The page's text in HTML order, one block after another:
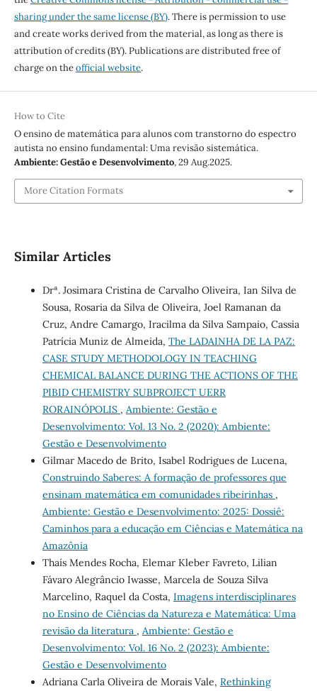
sharing under the same license (BY). There is permission to use
and create works derived from the material, as long as there is
attribution of credits (BY). Publications are distributed free of
charge on theofficial website.
How to Cite
O ensino de matemática para alunos com transtorno do espectro
autista no ensino fundamental: Uma revisão sistemática.
Ambiente: Gestão e Desenvolvimento, 29 Aug.2025.
More Citation Formats
Similar Articles
Drª. Josimara Cristina de Carvalho Oliveira, Ian Silva de
Sousa, Rosaria da Silva de Oliveira, Joel Ramanan da
Cruz, Andre Camargo, Iracilma da Silva Sampaio, Cassia
Patrícia Muniz de Almeida, The LADAINHA DE LA PAZ:
CASE STUDY METHODOLOGY IN TEACHING
CHEMICAL BALANCE DURING THE ACTIONS OF THE
PIBID CHEMISTRY SUBPROJECT UERR
RORAINÓPOLIS , Ambiente: Gestão e
Desenvolvimento: Vol. 13 No. 2 (2020): Ambiente:
Gestão e Desenvolvimento
Gilmar Macedo de Brito, Isabel Rodrigues de Lucena,
Construindo Saberes: A formação de professores que
ensinam matemática em comunidades ribeirinhas ,
Ambiente: Gestão e Desenvolvimento: 2025: Dossiê:
Caminhos para a educação em Ciências e Matemática na
Amazônia
Thaís Mendes Rocha, Elemar Kleber Favreto, Lilian
Fávaro Alegrâncio Iwasse, Marcela de Souza Silva
Marcelino, Raquel da Costa, Imagens interdisciplinares
no Ensino de Ciências da Natureza e Matemática: Uma
revisão da literatura , Ambiente: Gestão e
Desenvolvimento: Vol. 16 No. 2 (2023): Ambiente:
Gestão e Desenvolvimento
Adriana Carla Oliveira de Morais Vale, Rethinking